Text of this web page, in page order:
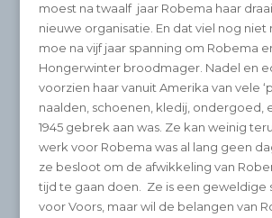
moest na twaalf jaar Robema haar
nieuwe organisatie. En dat viel nog niet
moe na vijf jaar spanning om Robema
Hongerwinter broodmager. Nadel en
voorzien haar vanuit Amerika van vele
naalden, schoenen, kledij, ondergoed,
1945 gebrek aan was. Ze kan weinig
werk voor Robema was al lang geen
ze besloot om de afwikkeling van
tijd te gaan doen. Ze is een geweldige
voor Voors, maar wil de belangen van